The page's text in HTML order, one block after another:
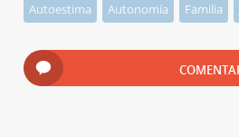
Autoestima Autonomía Familia